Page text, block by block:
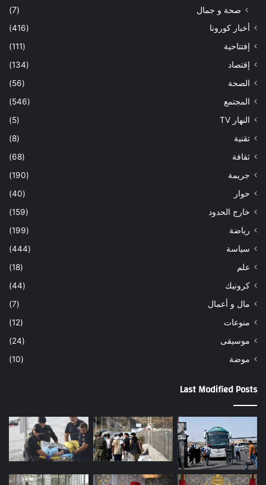
صحة و جمال
(7)
أخبار كورونا
(416)
إفتتاحية
(111)
إقتصاد
(134)
الصحة
(56)
المجتمع
(546)
النهار TV
(5)
تقنية
(8)
ثقافة
(68)
جريمة
(190)
حوار
(40)
خارج الحدود
(159)
رياضة
(199)
سياسة
(444)
علم
(18)
كرونيك
(44)
مال و أعمال
(7)
منوعات
(12)
موسيقى
(24)
موضة
(10)
Last Modified Posts